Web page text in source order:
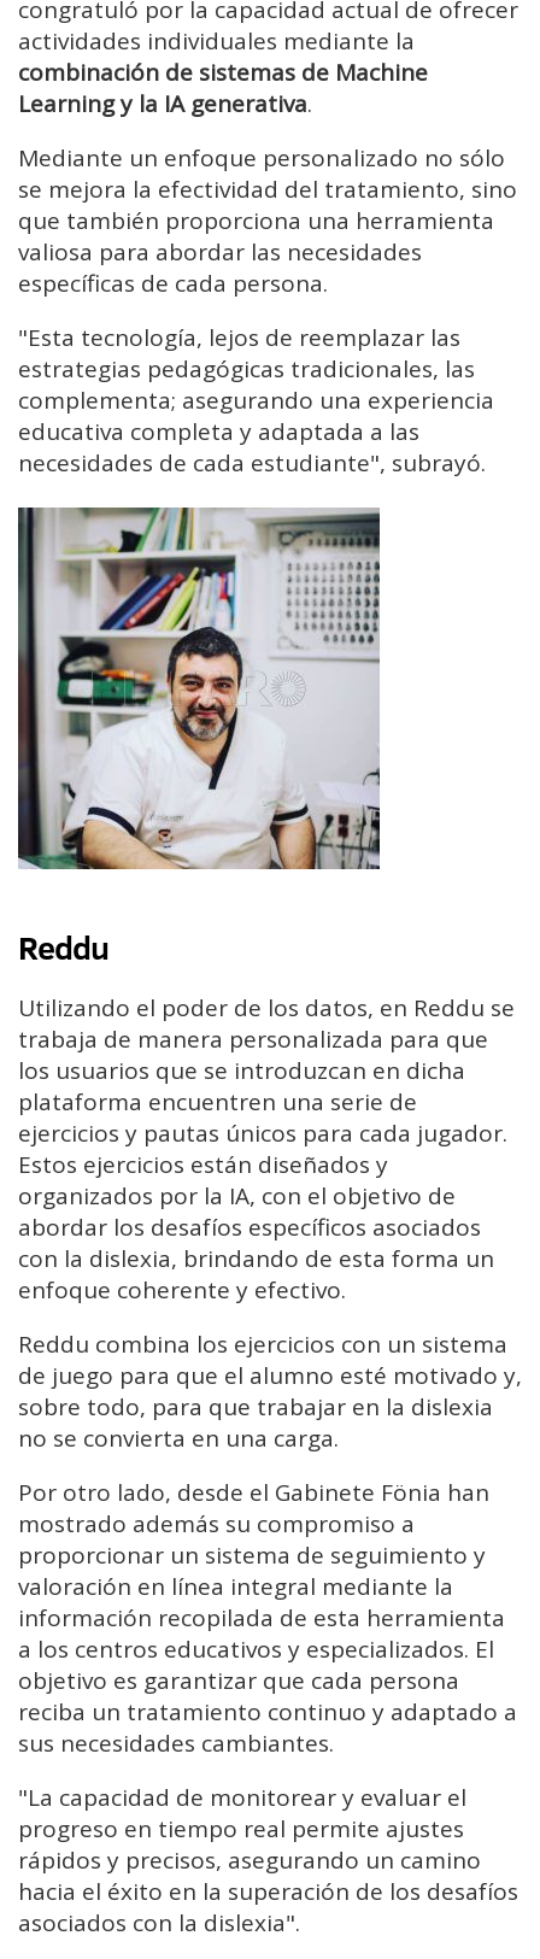
congratuló por la capacidad actual de ofrecer
actividades individuales mediante la
combinación de sistemas de Machine
Learning y la IA generativa.
Mediante un enfoque personalizado no sólo
se mejora la efectividad del tratamiento, sino
que también proporciona una herramienta
valiosa para abordar las necesidades
específicas de cada persona.
"Esta tecnología, lejos de reemplazar las
estrategias pedagógicas tradicionales, las
complementa; asegurando una experiencia
educativa completa y adaptada a las
necesidades de cada estudiante", subrayó.
Reddu
Utilizando el poder de los datos, en Reddu se
trabaja de manera personalizada para que
los usuarios que se introduzcan en dicha
plataforma encuentren una serie de
ejercicios y pautas únicos para cada jugador.
Estos ejercicios están diseñados y
organizados por la IA, con el objetivo de
abordar los desafíos específicos asociados
con la dislexia, brindando de esta forma un
enfoque coherente y efectivo.
Reddu combina los ejercicios con un sistema
de juego para que el alumno esté motivado y,
sobre todo, para que trabajar en la dislexia
no se convierta en una carga.
Por otro lado, desde el Gabinete Fönia han
mostrado además su compromiso a
proporcionar un sistema de seguimiento y
valoración en línea integral mediante la
información recopilada de esta herramienta
a los centros educativos y especializados. El
objetivo es garantizar que cada persona
reciba un tratamiento continuo y adaptado a
sus necesidades cambiantes.
"La capacidad de monitorear y evaluar el
progreso en tiempo real permite ajustes
rápidos y precisos, asegurando un camino
hacia el éxito en la superación de los desafíos
asociados con la dislexia".